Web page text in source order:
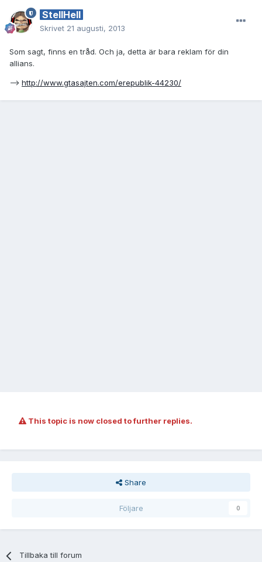
StellHell
Skrivet 21 augusti, 2013
Som sagt, finns en tråd. Och ja, detta är bara reklam för din
allians.
--> http://www.gtasajten.com/erepublik-44230/
This topic is now closed to further replies.
Share
Följare 0
Tillbaka till forum